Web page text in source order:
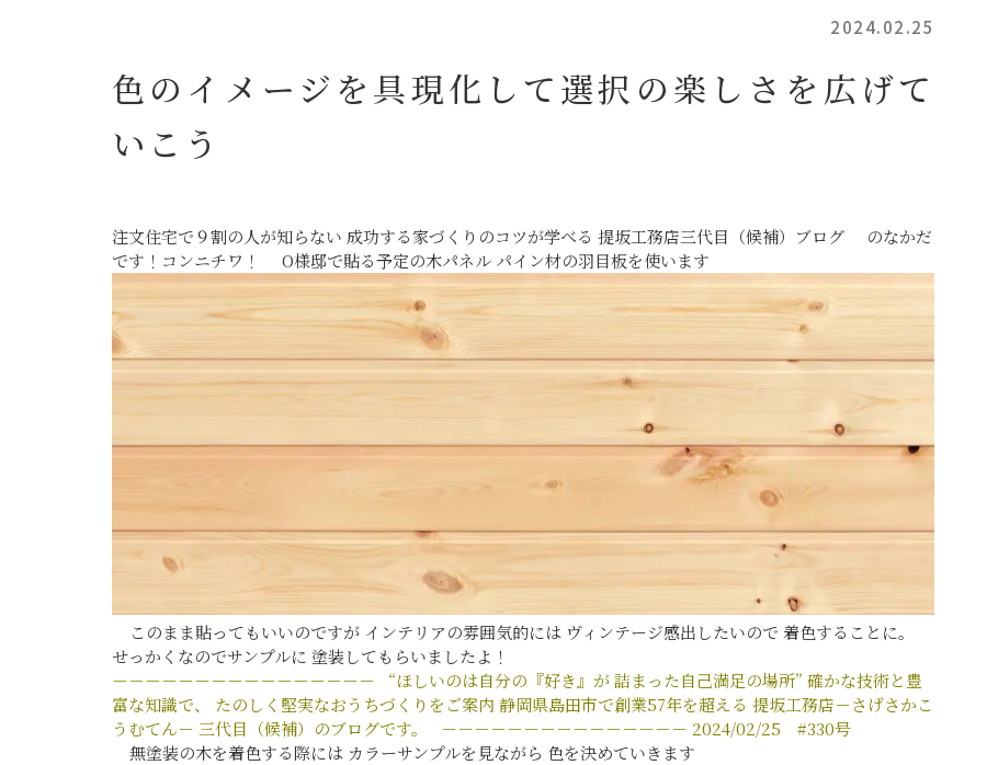
2024.02.25
色のイメージを具現化して選択の楽しさを広げて
いこう
注文住宅で９割の人が知らない 成功する家づくりのコツが学べる 提坂工務店三代目（候補）ブログ のなかだ
です！コンニチワ！ O様邸で貼る予定の木パネル パイン材の羽目板を使います
このまま貼ってもいいのですが インテリアの雰囲気的には ヴィンテージ感出したいので 着色することに。
せっかくなのでサンプルに 塗装してもらいましたよ！
－－－－－－－－－－－－－－－－
“ほしいのは自分の『好き』が詰まった自己満足の場所” 確かな技術と豊
富な知識で、
たのしく堅実なおうちづくりをご案内 静岡県島田市で創業57年を超える 提坂工務店－さげさかこ
うむてん－ 三代目（候補）のブログです。 －－－－－－－－－－－－－－－ 2024/02/25 #330号
無塗装の木を着色する際には カラーサンプルを見ながら 色を決めていきます